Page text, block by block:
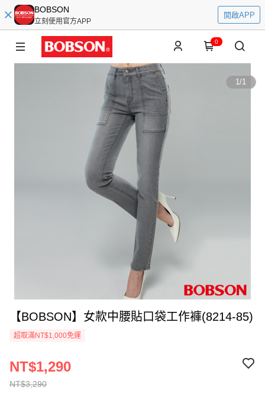
BOBSON
立刻使用官方APP
開啟APP
0
1/1
【BOBSON】女款中腰貼口袋工作褲(8214-85)
超取滿NT$1,000免運
NT$3,290
NT$1,290